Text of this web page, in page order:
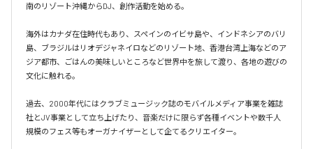
南のリゾート沖縄からDJ、創作活動を始める。
海外はカナダ在住時代もあり、スペインのイビサ島や、インドネシアのバリ
島、ブラジルはリオデジャネイロなどのリゾート地、香港台湾上海などのア
ジア都市、ごはんの美味しいところなど世界中を旅して渡り、各地の遊びの
文化に触れる。
過去、2000年代にはクラブミュージック誌のモバイルメディア事業を雑誌
社とJV事業として立ち上げたり、音楽だけに限らず各種イベントや数千人
規模のフェス等もオーガナイザーとして企てるクリエイター。